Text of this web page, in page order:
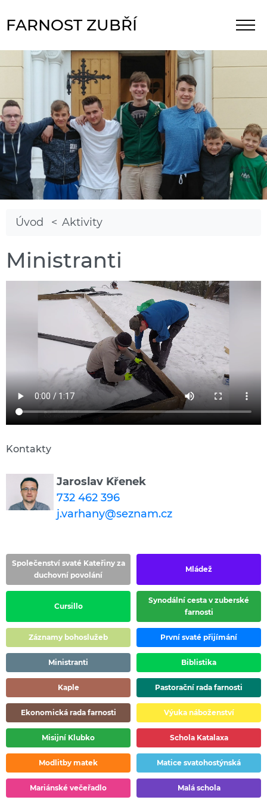
FARNOST ZUBŘÍ
Úvod Aktivity
Ministranti
Kontakty
Jaroslav Křenek
732 462 396
j.varhany@seznam.cz
Společenství svaté Kateřiny za
duchovní povolání
Mládež
Cursillo
Synodální cesta v zuberské
farnosti
Záznamy bohoslužeb První svaté přijímání
Ministranti Biblistika
Kaple Pastorační rada farnosti
Ekonomická rada farnosti Výuka náboženství
Misijní Klubko Schola Katalaxa
Modlitby matek Matice svatohostýnská
Mariánské večeřadlo Malá schola